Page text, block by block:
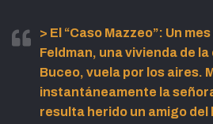
> El “Caso Mazzeo”: Un
Feldman, una vivienda de
Buceo, vuela por los aires.
instantáneamente la
resulta herido un amigo del